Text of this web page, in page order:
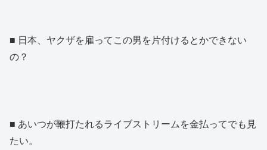
■ 日本、ヤクザを雇ってこの男を片付けるとかできない
の？
■ あいつが鞭打たれるライブストリームを金払ってでも見
たい。